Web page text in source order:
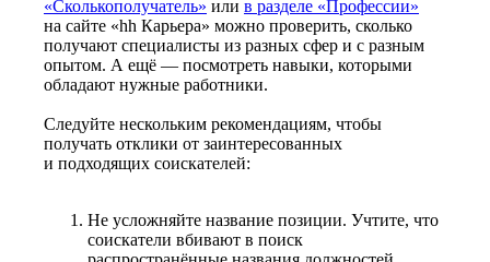
«Сколькополучатель» или в разделе «Профессии»
на сайте «hh Карьера» можно проверить, сколько
получают специалисты из разных сфер и с разным
опытом. А ещё — посмотреть навыки, которыми
обладают нужные работники.
Следуйте нескольким рекомендациям, чтобы
получать отклики от заинтересованных
и подходящих соискателей:
Не усложняйте название позиции. Учтите, что
соискатели вбивают в поиск